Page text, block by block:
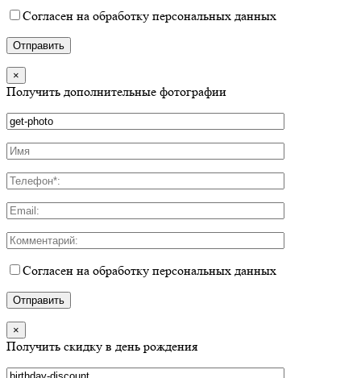
Согласен на обработку персональных данных
×
Получить дополнительные фотографии
Согласен на обработку персональных данных
×
Получить скидку в день рождения